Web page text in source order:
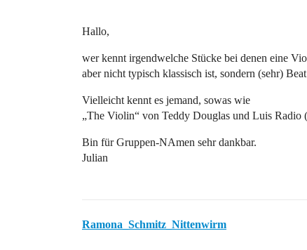
Hallo,
wer kennt irgendwelche Stücke bei denen eine
aber nicht typisch klassisch ist, sondern (sehr)
Vielleicht kennt es jemand, sowas wie
„The Violin“ von Teddy Douglas und Luis Radio
Bin für Gruppen-NAmen sehr dankbar.
Julian
Ramona_Schmitz_Nittenwirm